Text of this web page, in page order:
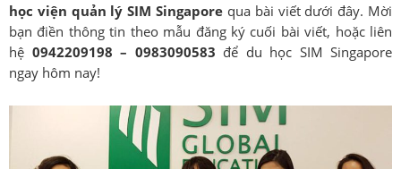
học viện quản lý SIM Singapore qua bài viết dưới đây. Mời
bạn điền thông tin theo mẫu đăng ký cuối bài viết, hoặc liên
hệ 0942209198 – 0983090583 để du học SIM Singapore
ngay hôm nay!